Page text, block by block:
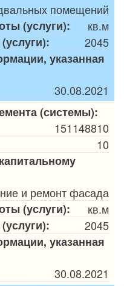
помещений
(услуги):
кв.м
2045
указанная
30.08.2021
(системы):
151148810
10
и ремонт фасада
(услуги):
кв.м
2045
указанная
30.08.2021